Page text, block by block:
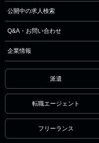
公開中の求人検索
Q&A・お問い合わせ
企業情報
派遣
転職エージェント
フリーランス